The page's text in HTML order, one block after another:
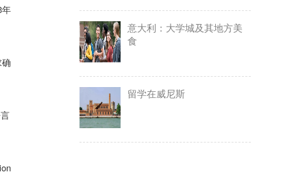
年
意大利：大学城及其地方美
食
留学在威尼斯